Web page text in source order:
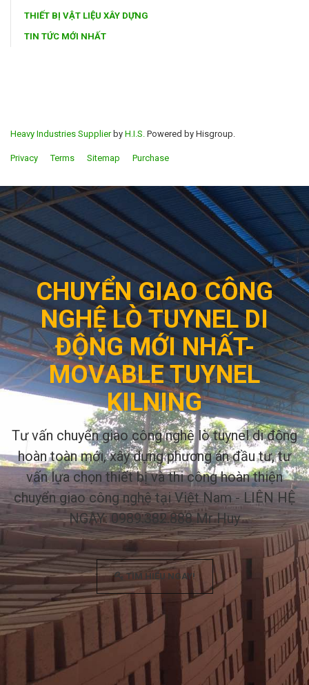
THIẾT BỊ VẬT LIỆU XÂY DỰNG
TIN TỨC MỚI NHẤT
Heavy Industries Supplierby H.I.S. Powered by Hisgroup.
Privacy Terms Sitemap Purchase
CHUYỂN GIAO CÔNG
NGHỆ LÒ TUYNEL DI
ĐỘNG MỚI NHẤT-
MOVABLE TUYNEL
KILNING
Tư vấn chuyển giao công nghệ lò tuynel di động
hoàn toàn mới, xây dựng phương án đầu tư, tư
vấn lựa chọn thiết bị và thi công hoàn thiện
chuyển giao công nghệ tại Việt Nam - LIÊN HỆ
NGAY: 0989.382.888 Mr Huy
TÌM HIỂU NGAY!